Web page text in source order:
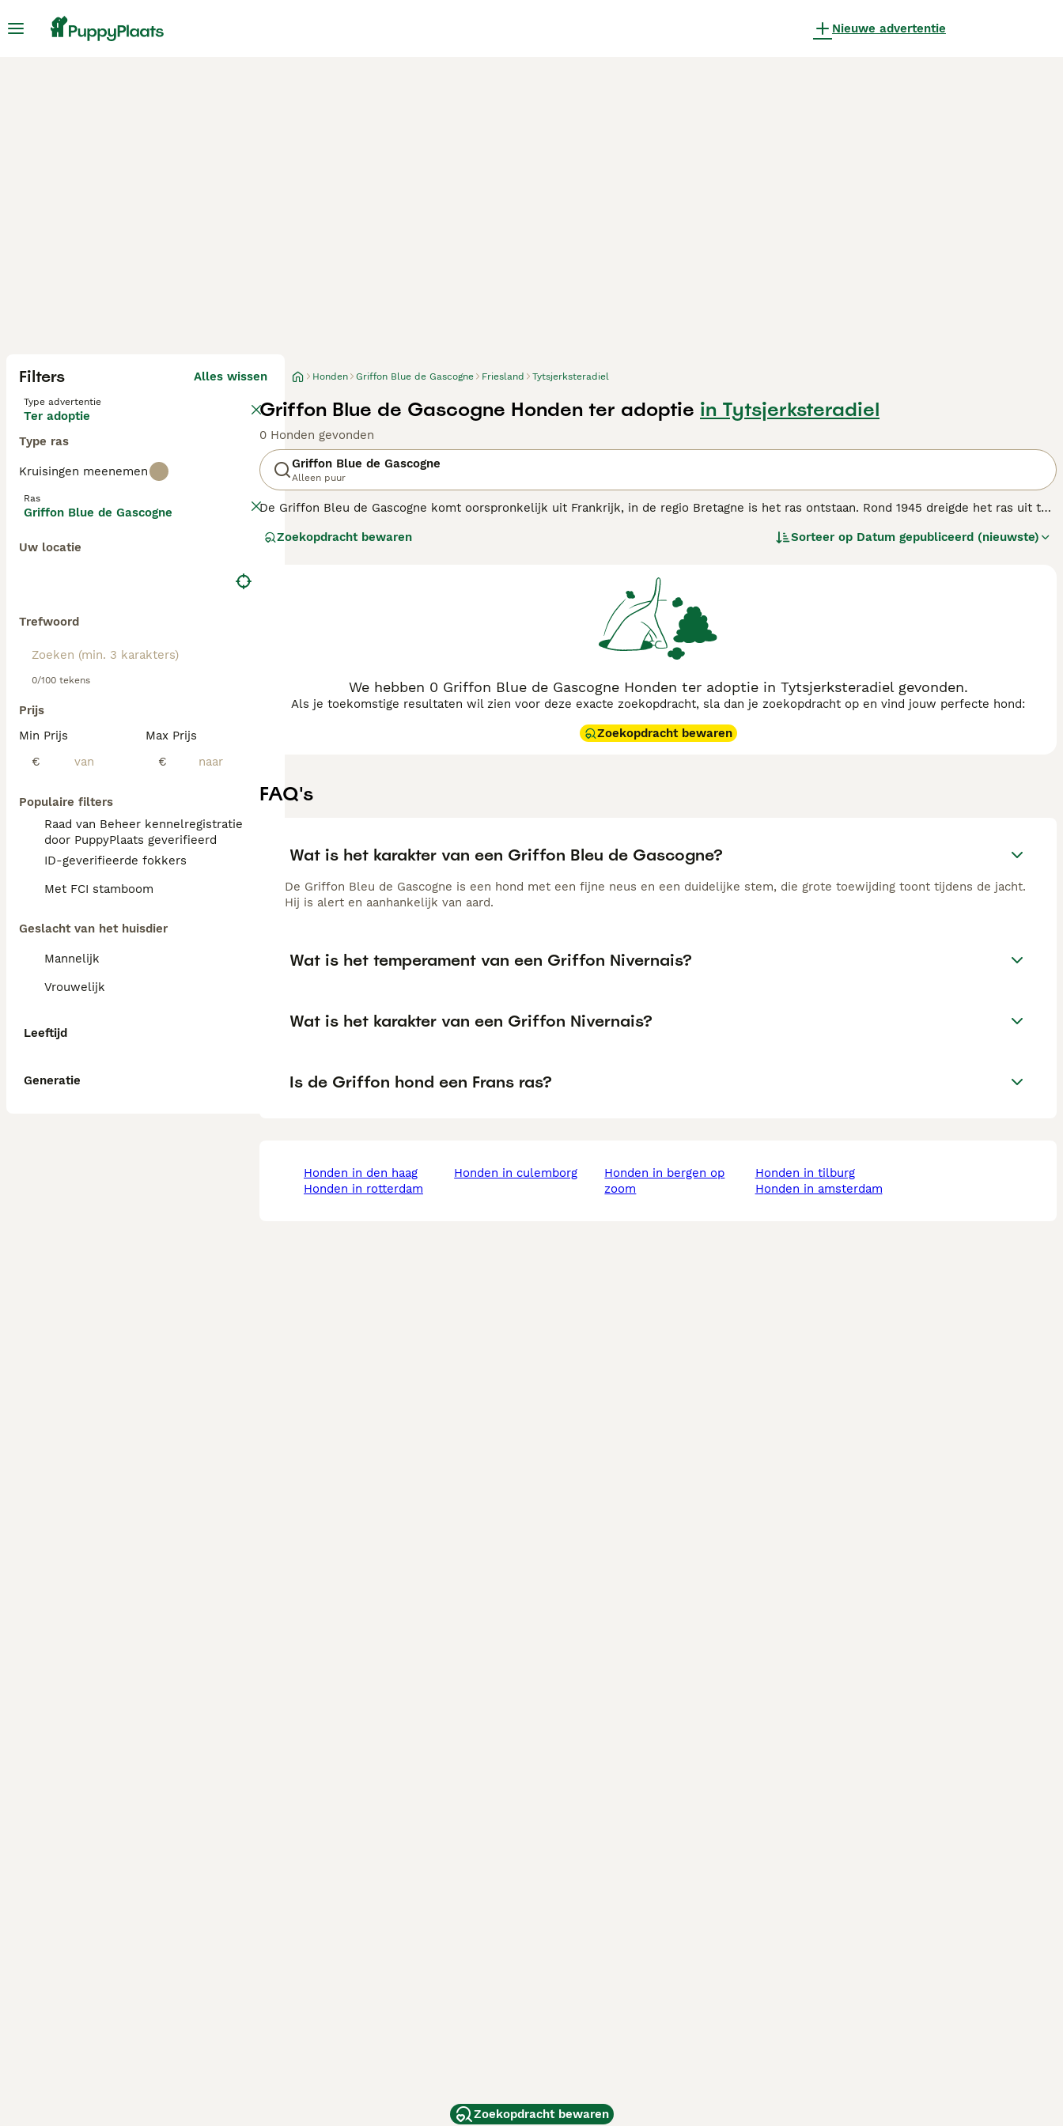
Nieuwe advertentie
Filters Alles wissen
Type advertentie
Ter adoptie
Type ras
Kruisingen meenemen
Ras
Griffon Blue de Gascogne
Uw locatie
Trefwoord
0/100 tekens
Prijs
Min Prijs
€
Max Prijs
€
Populaire filters
Raad van Beheer kennelregistratie
door PuppyPlaats geverifieerd
ID-geverifieerde fokkers
Met FCI stamboom
Geslacht van het huisdier
Mannelijk
Vrouwelijk
Leeftijd
Generatie
Honden Griffon Blue de Gascogne Friesland Tytsjerksteradiel
Griffon Blue de Gascogne Honden ter adoptie in Tytsjerksteradiel
0 Honden gevonden
Griffon Blue de Gascogne
Alleen puur
De Griffon Bleu de Gascogne komt oorspronkelijk uit Frankrijk, in de regio Bretagne is het ras ontstaan. Rond 1945 dreigde het ras uit te
kruising tussen de Grand Bleu de Gascogne en Griffons. Het is een jachthond, die vooral wordt gebruikt bij de hazenjacht.
Zoekopdracht bewaren Sorteer op Datum gepubliceerd (nieuwste)
We hebben 0 Griffon Blue de Gascogne Honden ter adoptie in Tytsjerksteradiel gevonden.
Als je toekomstige resultaten wil zien voor deze exacte zoekopdracht, sla dan je zoekopdracht op en vind jouw perfecte hond:
Zoekopdracht bewaren
FAQ's
Wat is het karakter van een Griffon Bleu de Gascogne?
De Griffon Bleu de Gascogne is een hond met een fijne neus en een duidelijke stem, die grote toewijding toont tijdens de jacht.
Hij is alert en aanhankelijk van aard.
Wat is het temperament van een Griffon Nivernais?
Wat is het karakter van een Griffon Nivernais?
Is de Griffon hond een Frans ras?
honden in den haag
honden in rotterdam
honden in culemborg
honden in bergen op
zoom
honden in tilburg
honden in amsterdam
Zoekopdracht bewaren